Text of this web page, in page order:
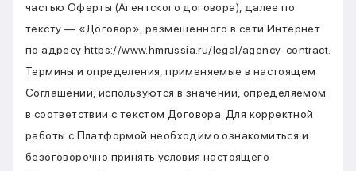
частью Оферты (Агентского договора), далее по
тексту — «Договор», размещенного в сети Интернет
по адресуhttps://www.hmrussia.ru/legal/agency-contract.
Термины и определения, применяемые в настоящем
Соглашении, используются в значении, определяемом
в соответствии с текстом Договора. Для корректной
работы с Платформой необходимо ознакомиться и
безоговорочно принять условия настоящего